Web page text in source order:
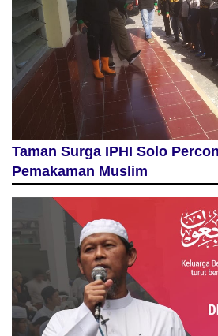
Taman Surga IPHI Solo
Pemakaman Muslim